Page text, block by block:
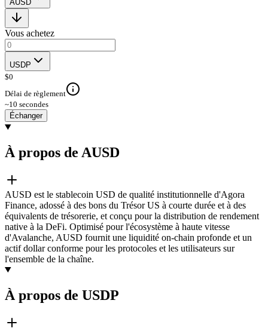
AUSD
Vous achetez
USDP
$0
Délai de règlement
~10 secondes
Échanger
À propos de AUSD
AUSD est le stablecoin USD de qualité institutionnelle d'Agora
Finance, adossé à des bons du Trésor US à courte durée et à des
équivalents de trésorerie, et conçu pour la distribution de rendement
native à la DeFi. Optimisé pour l'écosystème à haute vitesse
d'Avalanche, AUSD fournit une liquidité on-chain profonde et un
actif dollar conforme pour les protocoles et les utilisateurs sur
l'ensemble de la chaîne.
À propos de USDP